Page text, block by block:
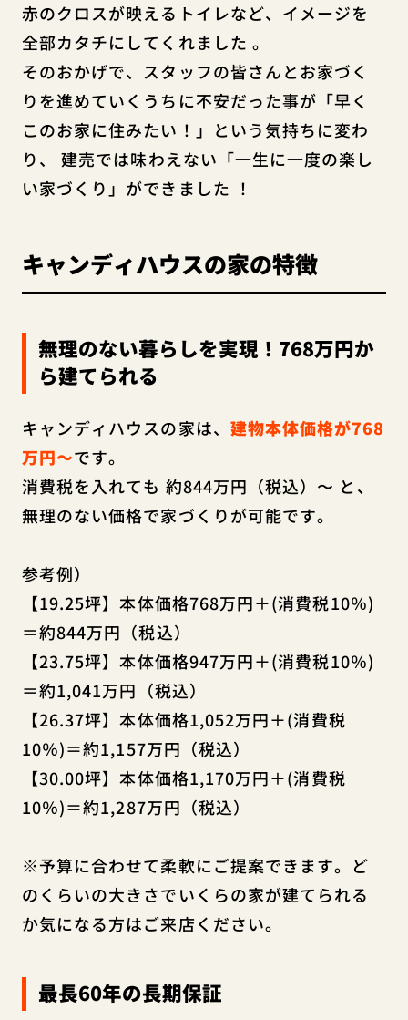
赤のクロスが映えるトイレなど、イメージを
全部カタチにしてくれました 。
そのおかげで、スタッフの皆さんとお家づく
りを進めていくうちに不安だった事が「早く
このお家に住みたい！」という気持ちに変わ
り、
建売では味わえない「一生に一度の楽し
い家づくり」ができました ！
キャンディハウスの家の特徴
無理のない暮らしを実現！768万円か
ら建てられる
キャンディハウスの家は、 建物本体価格が768
万円～です。
消費税を入れても 約844万円（税込）〜 と、
無理のない価格で家づくりが可能です。
参考例）
【19.25坪】本体価格768万円＋(消費税10％)
＝約844万円（税込）
【23.75坪】本体価格947万円＋(消費税10％)
＝約1,041万円（税込）
【26.37坪】本体価格1,052万円＋(消費税
10％)＝約1,157万円（税込）
【30.00坪】本体価格1,170万円＋(消費税
10％)＝約1,287万円（税込）
※予算に合わせて柔軟にご提案できます。ど
のくらいの大きさでいくらの家が建てられる
か気になる方はご来店ください。
最長60年の長期保証